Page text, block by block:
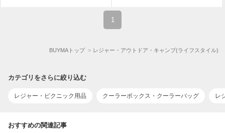
1
BUYMAトップ レジャー・アウトドア・キャンプ(ライフスタイル)
カテゴリをさらに絞り込む
レジャー・ピクニック用品 クーラーボックス・クーラーバッグ レ
おすすめの関連記事